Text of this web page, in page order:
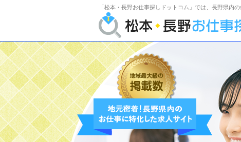
「松本・長野お仕事探しドットコム」では、長野県内